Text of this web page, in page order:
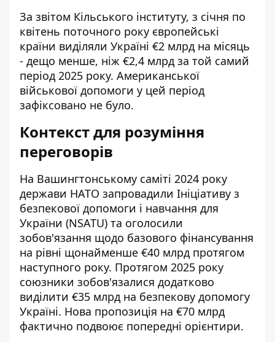
За звітом Кільського інституту, з січня по
квітень поточного року європейські
країни виділяли Україні €2 млрд на місяць
- дещо менше, ніж €2,4 млрд за той самий
період 2025 року. Американської
військової допомоги у цей період
зафіксовано не було.
Контекст для розуміння
переговорів
На Вашингтонському саміті 2024 року
держави НАТО запровадили Ініціативу з
безпекової допомоги і навчання для
України (NSATU) та оголосили
зобов'язання щодо базового фінансування
на рівні щонайменше €40 млрд протягом
наступного року. Протягом 2025 року
союзники зобов'язалися додатково
виділити €35 млрд на безпекову допомогу
Україні. Нова пропозиція на €70 млрд
фактично подвоює попередні орієнтири.